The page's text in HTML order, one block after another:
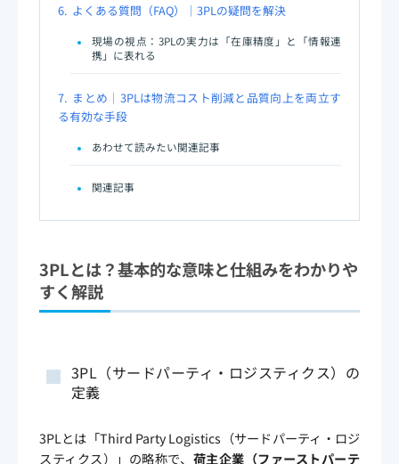
6. よくある質問（FAQ）｜3PLの疑問を解決
現場の視点：3PLの実力は「在庫精度」と「情報連
携」に表れる
7. まとめ｜3PLは物流コスト削減と品質向上を両立す
る有効な手段
あわせて読みたい関連記事
関連記事
3PLとは？基本的な意味と仕組みをわかりや
すく解説
3PL（サードパーティ・ロジスティクス）の
定義
3PLとは「Third Party Logistics（サードパーティ・ロジ
スティクス）」の略称で、 荷主企業（ファーストパーテ